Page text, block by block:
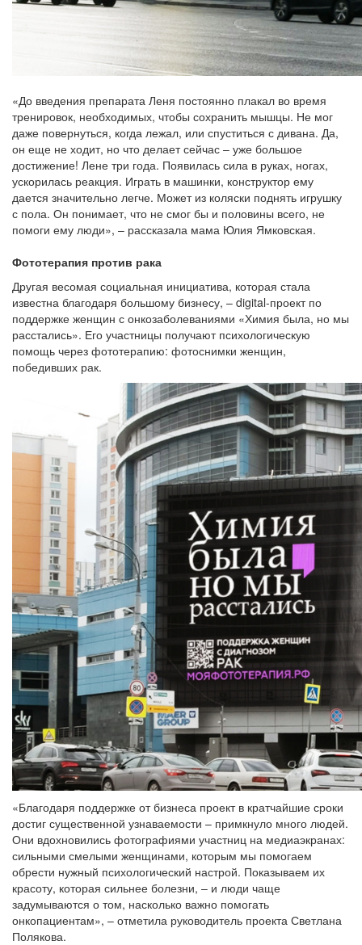
«До введения препарата Леня постоянно плакал во время
тренировок, необходимых, чтобы сохранить мышцы. Не мог
даже повернуться, когда лежал, или спуститься с дивана. Да,
он еще не ходит, но что делает сейчас – уже большое
достижение! Лене три года. Появилась сила в руках, ногах,
ускорилась реакция. Играть в машинки, конструктор ему
дается значительно легче. Может из коляски поднять игрушку
с пола. Он понимает, что не смог бы и половины всего, не
помоги ему люди», – рассказала мама Юлия Ямковская.
Фототерапия против рака
Другая весомая социальная инициатива, которая стала
известна благодаря большому бизнесу, – digital-проект по
поддержке женщин с онкозаболеваниями «Химия была, но мы
расстались». Его участницы получают психологическую
помощь через фототерапию: фотоснимки женщин,
победивших рак.
«Благодаря поддержке от бизнеса проект в кратчайшие сроки
достиг существенной узнаваемости – примкнуло много людей.
Они вдохновились фотографиями участниц на медиаэкранах:
сильными смелыми женщинами, которым мы помогаем
обрести нужный психологический настрой. Показываем их
красоту, которая сильнее болезни, – и люди чаще
задумываются о том, насколько важно помогать
онкопациентам», – отметила руководитель проекта Светлана
Полякова.